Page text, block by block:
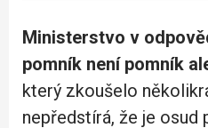
Ministerstvo v
pomník není pomník
který zkoušelo
nepředstírá, že je osud